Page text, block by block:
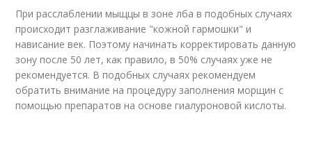
При расслаблении мыщцы в зоне лба в подобных случаях
происходит разглаживание "кожной гармошки" и
нависание век. Поэтому начинать корректировать данную
зону после 50 лет, как правило, в 50% случаях уже не
рекомендуется. В подобных случаях рекомендуем
обратить внимание на процедуру заполнения морщин с
помощью препаратов на основе гиалуроновой кислоты.